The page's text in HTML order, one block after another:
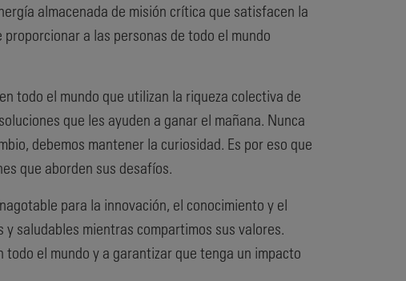
almacenada de misión crítica que satisfacen la
a las personas de todo el mundo
todo el mundo que utilizan la riqueza colectiva de
que les ayuden a ganar el mañana. Nunca
debemos mantener la curiosidad. Es por eso que
que aborden sus desafíos.
para la innovación, el conocimiento y el
saludables mientras compartimos sus valores.
el mundo y a garantizar que tenga un impacto